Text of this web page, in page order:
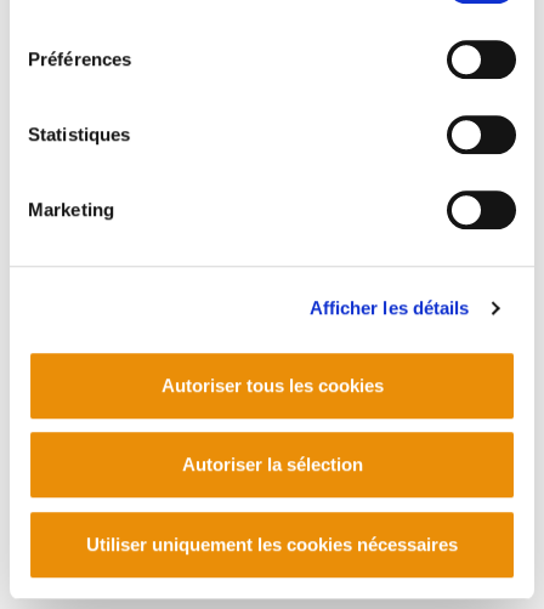
Préférences
Statistiques
Marketing
Afficher les détails
Autoriser tous les cookies
Autoriser la sélection
Utiliser uniquement les cookies nécessaires
Contact